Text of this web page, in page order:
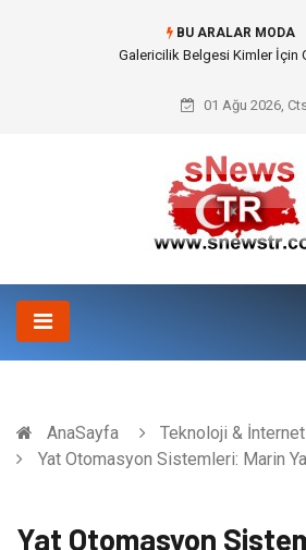
BU ARALAR MODA
Doküman Yönetimi ile Kurumsal
01 Ağu 2026,
AnaSayfa
Teknoloji & İnternet
Yat Otomasyon Sistemleri: Marin
Yat Otomasyon